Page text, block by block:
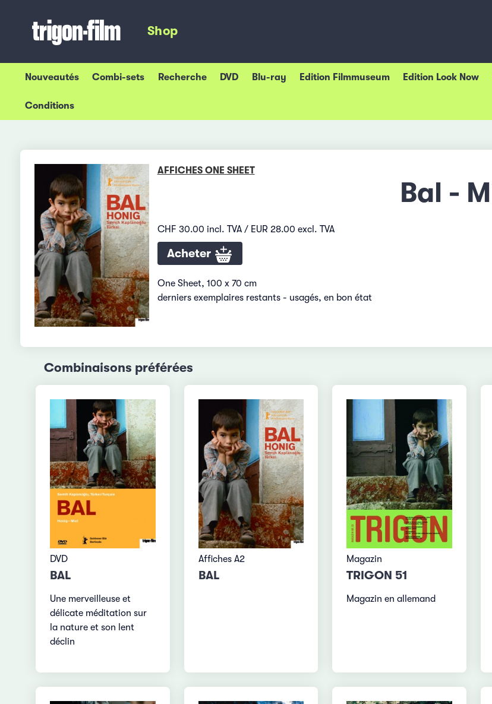
Shop
Nouveautés Combi-sets Recherche DVD Blu-ray Edition Filmmuseum Edition Look Now
Conditions
AFFICHES ONE SHEET
Bal -
CHF 30.00 incl. TVA / EUR 28.00 excl. TVA
Acheter
One Sheet, 100 x 70 cm
derniers exemplaires restants - usagés, en bon état
Combinaisons préférées
DVD
BAL
Une merveilleuse et
délicate méditation sur
la nature et son lent
déclin
Affiches A2
BAL
Magazin
TRIGON 51
Magazin en allemand